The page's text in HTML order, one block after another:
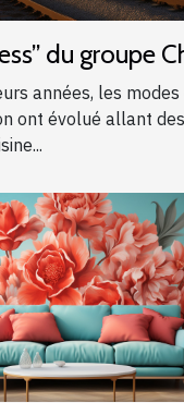
du groupe
années, les modes
ont évolué allant